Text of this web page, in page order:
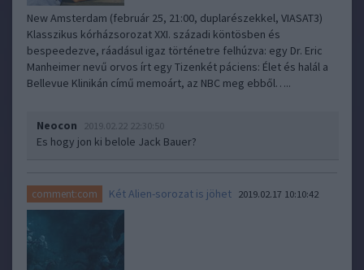
New Amsterdam (február 25, 21:00, duplarészekkel, VIASAT3)
Klasszikus kórházsorozat XXI. századi köntösben és
bespeedezve, ráadásul igaz történetre felhúzva: egy Dr. Eric
Manheimer nevű orvos írt egy Tizenkét páciens: Élet és halál a
Bellevue Klinikán című memoárt, az NBC meg ebből…..
Neocon 2019.02.22 22:30:50
Es hogy jon ki belole Jack Bauer?
comment:com Két Alien-sorozat is jöhet 2019.02.17 10:10:42